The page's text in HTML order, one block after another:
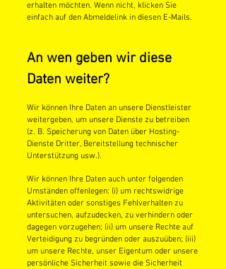
erhalten möchten. Wenn nicht, klicken Sie
einfach auf den Abmeldelink in diesen E-Mails.
An wen geben wir diese
Daten weiter?
Wir können Ihre Daten an unsere Dienstleister
weitergeben, um unsere Dienste zu betreiben
(z. B. Speicherung von Daten über Hosting-
Dienste Dritter, Bereitstellung technischer
Unterstützung usw.).
Wir können Ihre Daten auch unter folgenden
Umständen offenlegen: (i) um rechtswidrige
Aktivitäten oder sonstiges Fehlverhalten zu
untersuchen, aufzudecken, zu verhindern oder
dagegen vorzugehen; (ii) um unsere Rechte auf
Verteidigung zu begründen oder auszuüben; (iii)
um unsere Rechte, unser Eigentum oder unsere
persönliche Sicherheit sowie die Sicherheit